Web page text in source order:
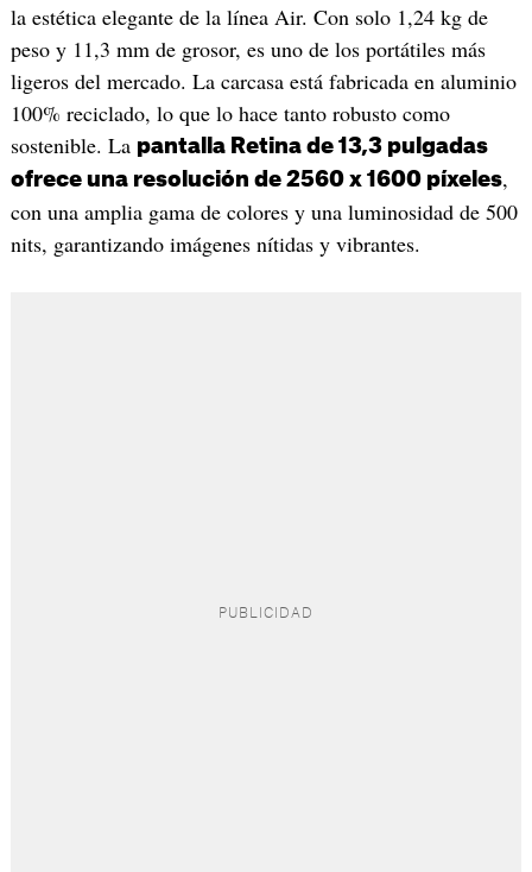
la estética elegante de la línea Air. Con solo 1,24 kg de
peso y 11,3 mm de grosor, es uno de los portátiles más
ligeros del mercado. La carcasa está fabricada en aluminio
100% reciclado, lo que lo hace tanto robusto como
sostenible. La pantalla Retina de 13,3 pulgadas
ofrece una resolución de 2560 x 1600 píxeles,
con una amplia gama de colores y una luminosidad de 500
nits, garantizando imágenes nítidas y vibrantes.